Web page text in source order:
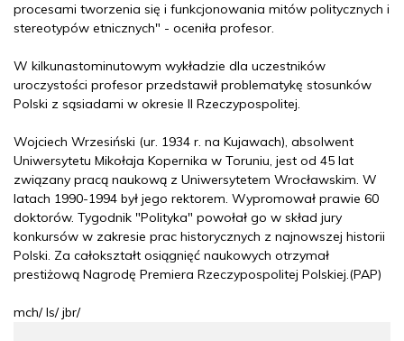
procesami tworzenia się i funkcjonowania mitów politycznych i
stereotypów etnicznych" - oceniła profesor.
W kilkunastominutowym wykładzie dla uczestników
uroczystości profesor przedstawił problematykę stosunków
Polski z sąsiadami w okresie II Rzeczypospolitej.
Wojciech Wrzesiński (ur. 1934 r. na Kujawach), absolwent
Uniwersytetu Mikołaja Kopernika w Toruniu, jest od 45 lat
związany pracą naukową z Uniwersytetem Wrocławskim. W
latach 1990-1994 był jego rektorem. Wypromował prawie 60
doktorów. Tygodnik "Polityka" powołał go w skład jury
konkursów w zakresie prac historycznych z najnowszej historii
Polski. Za całokształt osiągnięć naukowych otrzymał
prestiżową Nagrodę Premiera Rzeczypospolitej Polskiej.(PAP)
mch/ ls/ jbr/